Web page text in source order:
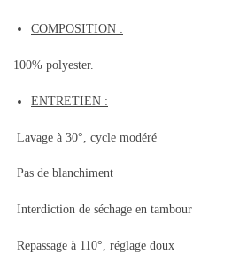
COMPOSITION :
100% polyester.
ENTRETIEN :
Lavage à 30°, cycle modéré
Pas de blanchiment
Interdiction de séchage en tambour
Repassage à 110°, réglage doux